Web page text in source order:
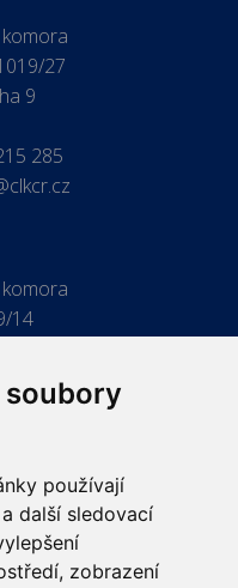
soubory
používají
další sledovací
zobrazení
27
9
285
14